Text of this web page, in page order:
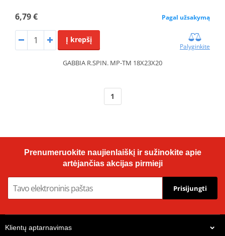
6,79 € Pagal užsakymą
Į krepšį
Palyginkite
GABBIA R.SPIN. MP-TM 18X23X20
1
Prenumeruokite naujienlaiškį ir sužinokite apie
artėjančias akcijas pirmieji
Prisijungti
Klientų aptarnavimas